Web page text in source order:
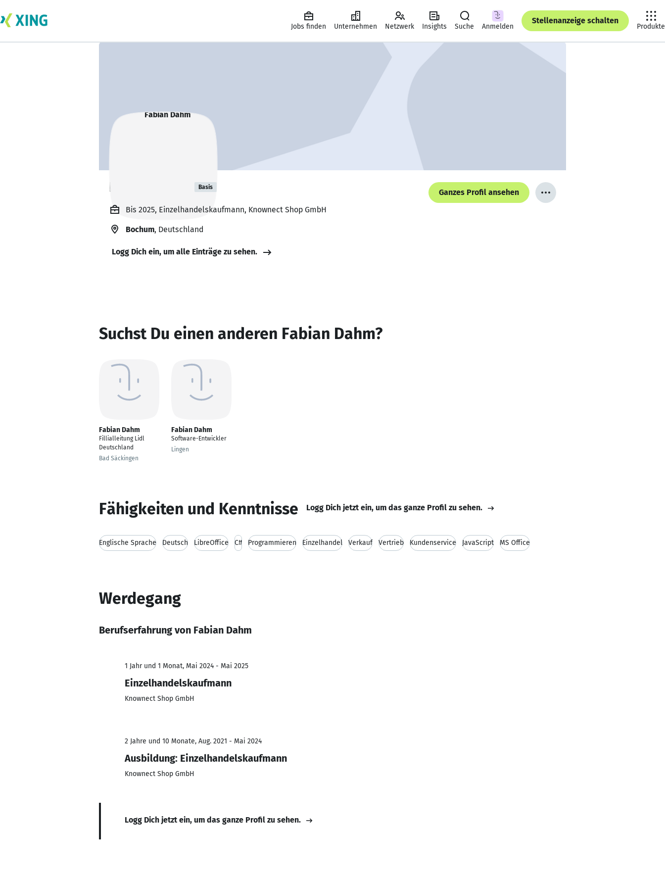
Jobs finden Unternehmen Netzwerk Insights Suche Anmelden
Stellenanzeige schalten
Produkte
Fabian Dahm Basis
Ganzes Profil ansehen
Bis 2025, Einzelhandelskaufmann, Knownect Shop GmbH
Bochum, Deutschland
Logg Dich ein, um alle Einträge zu sehen.
Suchst Du einen anderen Fabian Dahm?
Fabian Dahm
Fillialleitung Lidl
Deutschland
Bad Säckingen
Fabian Dahm
Software-Entwickler
Lingen
Fähigkeiten und Kenntnisse Logg Dich jetzt ein, um das ganze Profil zu sehen.
Englische Sprache Deutsch LibreOffice C# Programmieren Einzelhandel Verkauf Vertrieb Kundenservice JavaScript MS Office
Werdegang
Berufserfahrung von Fabian Dahm
1 Jahr und 1 Monat, Mai 2024 - Mai 2025
Einzelhandelskaufmann
Knownect Shop GmbH
2 Jahre und 10 Monate, Aug. 2021 - Mai 2024
Ausbildung: Einzelhandelskaufmann
Knownect Shop GmbH
Logg Dich jetzt ein, um das ganze Profil zu sehen.